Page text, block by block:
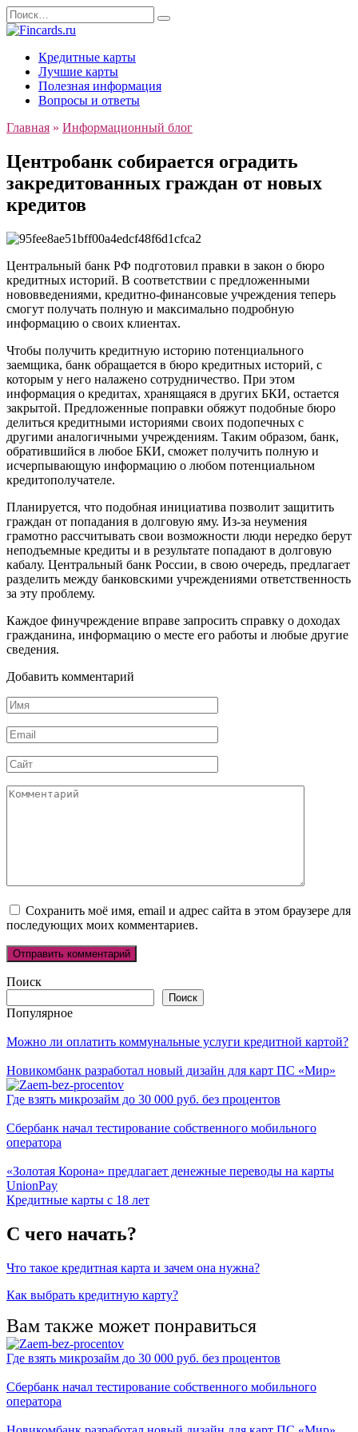
Перейти
к
Search
for:
Кредитные карты
Лучшие карты
Полезная информация
Вопросы и ответы
Главная » Информационный блог
Центробанк собирается оградить
закредитованных граждан от новых
кредитов
Центральный банк РФ подготовил правки в закон о бюро
кредитных историй. В соответствии с предложенными
нововведениями, кредитно-финансовые учреждения теперь
смогут получать полную и максимально подробную
информацию о своих клиентах.
Чтобы получить кредитную историю потенциального
заемщика, банк обращается в бюро кредитных историй, с
которым у него налажено сотрудничество. При этом
информация о кредитах, хранящаяся в других БКИ, остается
закрытой. Предложенные поправки обяжут подобные бюро
делиться кредитными историями своих подопечных с
другими аналогичными учреждениям. Таким образом, банк,
обратившийся в любое БКИ, сможет получить полную и
исчерпывающую информацию о любом потенциальном
кредитополучателе.
Планируется, что подобная инициатива позволит защитить
граждан от попадания в долговую яму. Из-за неумения
грамотно рассчитывать свои возможности люди нередко берут
неподъемные кредиты и в результате попадают в долговую
кабалу. Центральный банк России, в свою очередь, предлагает
разделить между банковскими учреждениями ответственность
за эту проблему.
Каждое финучреждение вправе запросить справку о доходах
гражданина, информацию о месте его работы и любые другие
сведения.
Добавить комментарий
Имя
*
Email
*
Сайт
Комментарий
Сохранить моё имя, email и адрес сайта в этом браузере для
последующих моих комментариев.
Поиск
Поиск
Популярное
Можно ли оплатить коммунальные услуги кредитной картой?
Новикомбанк разработал новый дизайн для карт ПС «Мир»
Где взять микрозайм до 30 000 руб. без процентов
Сбербанк начал тестирование собственного мобильного
оператора
«Золотая Корона» предлагает денежные переводы на карты
UnionPay
Кредитные карты с 18 лет
С чего начать?
Что такое кредитная карта и зачем она нужна?
Как выбрать кредитную карту?
Вам также может понравиться
Где взять микрозайм до 30 000 руб. без процентов
Сбербанк начал тестирование собственного мобильного
оператора